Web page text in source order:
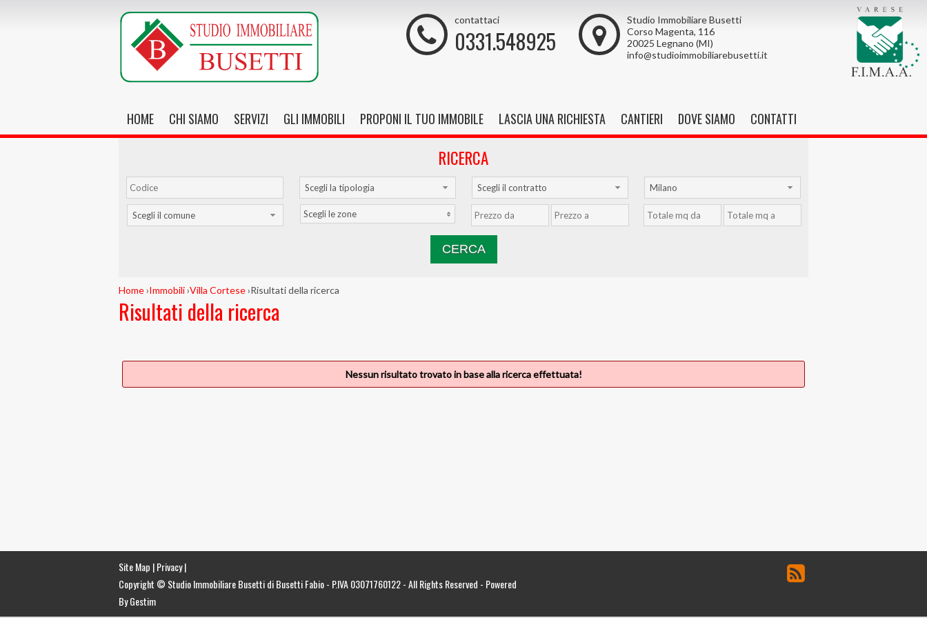
contattaci
0331.548925
Studio Immobiliare Busetti
Corso Magenta, 116
20025 Legnano (MI)
info@studioimmobiliarebusetti.it
HOME CHI SIAMO SERVIZI GLI IMMOBILI PROPONI IL TUO IMMOBILE LASCIA UNA RICHIESTA CANTIERI DOVE SIAMO CONTATTI
RICERCA
Scegli la tipologia Scegli il contratto Milano
Scegli il comune Scegli le zone
Home›Immobili›Villa Cortese›Risultati della ricerca
Risultati della ricerca
Nessun risultato trovato in base alla ricerca effettuata!
Site Map |Privacy|
Copyright © Studio Immobiliare Busetti di Busetti Fabio - P.IVA 03071760122 - All Rights Reserved - Powered
By Gestim